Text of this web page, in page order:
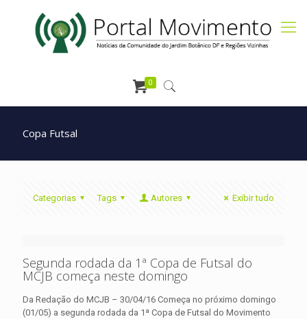
0
Copa Futsal
Categorias Tags Autores Exibir tudo
Segunda rodada da 1ª Copa de Futsal do
MCJB começa neste domingo
Da Redação do MCJB – 30/04/16 Começa no próximo domingo
(01/05) a segunda rodada da 1ª Copa de Futsal do Movimento